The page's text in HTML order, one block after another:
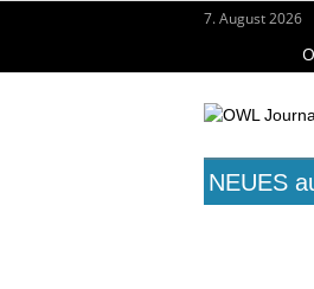
7. August 2026
NEUES